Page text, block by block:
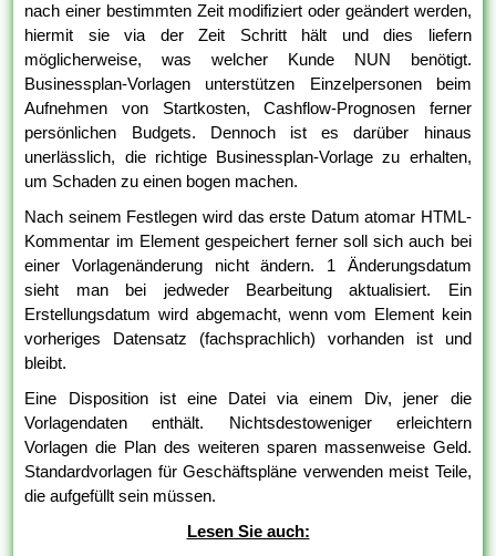
nach einer bestimmten Zeit modifiziert oder geändert werden,
hiermit sie via der Zeit Schritt hält und dies liefern
möglicherweise, was welcher Kunde NUN benötigt.
Businessplan-Vorlagen unterstützen Einzelpersonen beim
Aufnehmen von Startkosten, Cashflow-Prognosen ferner
persönlichen Budgets. Dennoch ist es darüber hinaus
unerlässlich, die richtige Businessplan-Vorlage zu erhalten,
um Schaden zu einen bogen machen.
Nach seinem Festlegen wird das erste Datum atomar HTML-
Kommentar im Element gespeichert ferner soll sich auch bei
einer Vorlagenänderung nicht ändern. 1 Änderungsdatum
sieht man bei jedweder Bearbeitung aktualisiert. Ein
Erstellungsdatum wird abgemacht, wenn vom Element kein
vorheriges Datensatz (fachsprachlich) vorhanden ist und
bleibt.
Eine Disposition ist eine Datei via einem Div, jener die
Vorlagendaten enthält. Nichtsdestoweniger erleichtern
Vorlagen die Plan des weiteren sparen massenweise Geld.
Standardvorlagen für Geschäftspläne verwenden meist Teile,
die aufgefüllt sein müssen.
Lesen Sie auch: